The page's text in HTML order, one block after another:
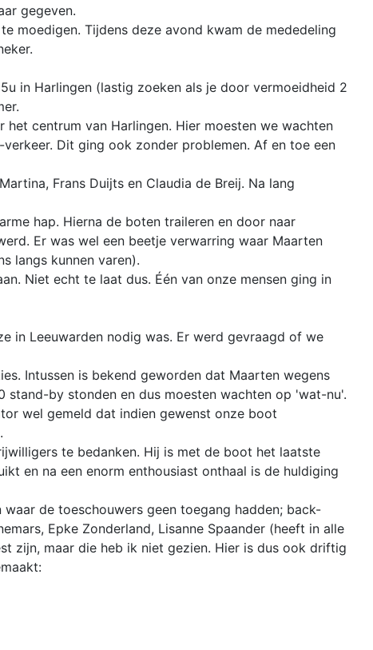
gegeven.
moedigen. Tijdens deze avond kwam de mededeling
in Harlingen (lastig zoeken als je door vermoeidheid 2
centrum van Harlingen. Hier moesten we wachten
Dit ging ook zonder problemen. Af en toe een
Frans Duijts en Claudia de Breij. Na lang
hap. Hierna de boten traileren en door naar
Er was wel een beetje verwarring waar Maarten
langs kunnen varen).
Niet echt te laat dus. Één van onze mensen ging in
in Leeuwarden nodig was. Er werd gevraagd of we
Intussen is bekend geworden dat Maarten wegens
by stonden en dus moesten wachten op 'wat-nu'.
wel gemeld dat indien gewenst onze boot
te bedanken. Hij is met de boot het laatste
en na een enorm enthousiast onthaal is de huldiging
de toeschouwers geen toegang hadden; back-
Epke Zonderland, Lisanne Spaander (heeft in alle
zijn, maar die heb ik niet gezien. Hier is dus ook driftig